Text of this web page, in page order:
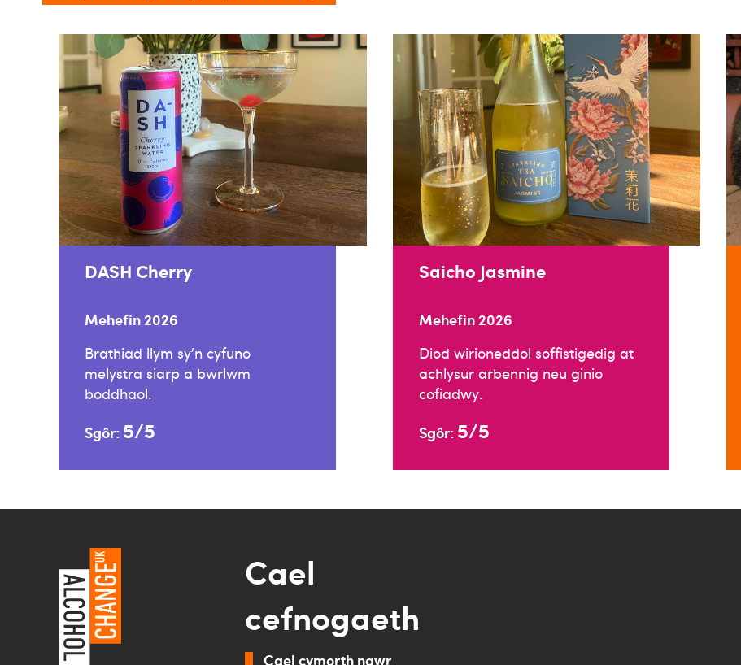
DASH Cherry
Mehefin 2026
Brathiad llym sy’n cyfuno
melystra siarp a bwrlwm
boddhaol.
Sgôr: 5/5
Saicho Jasmine
Mehefin 2026
Diod wirioneddol soffistigedig at
achlysur arbennig neu ginio
cofiadwy.
Sgôr: 5/5
Cael
cefnogaeth
Cael cymorth nawr